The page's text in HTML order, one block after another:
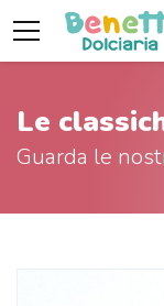
Le
Guarda le